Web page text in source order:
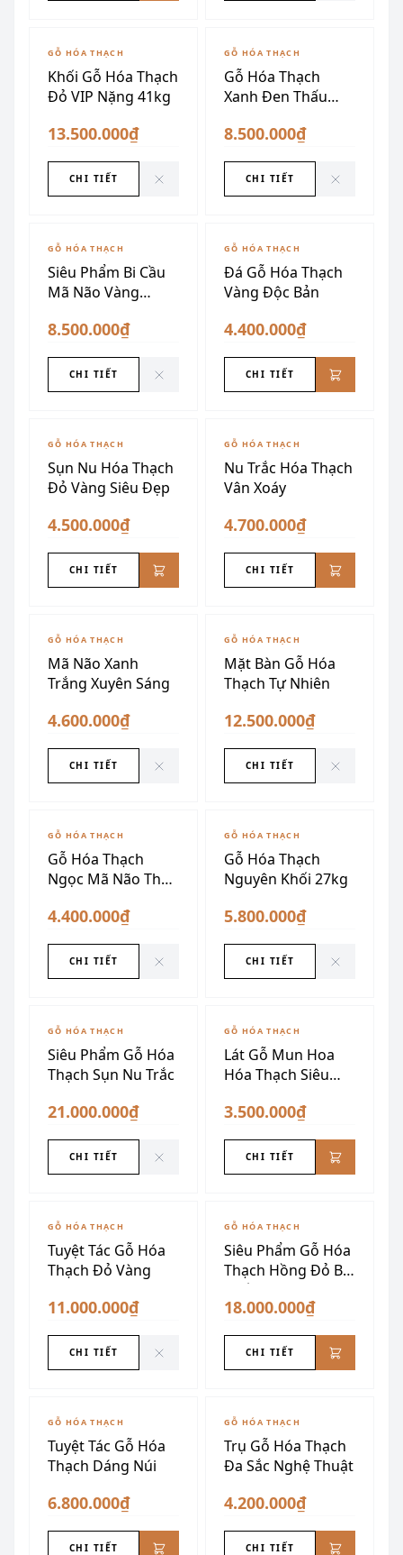
ĐÃ SƯU TẦM
GỖ HÓA THẠCH
Khối Gỗ Hóa Thạch
Đỏ VIP Nặng 41kg
13.500.000₫
CHI TIẾT
ĐÃ SƯU TẦM
GỖ HÓA THẠCH
Gỗ Hóa Thạch
Xanh Đen Thấu
8.500.000₫
CHI TIẾT
ĐÃ SƯU TẦM
GỖ HÓA THẠCH
Siêu Phẩm Bi Cầu
Mã Não Vàng
8.500.000₫
CHI TIẾT
GỖ HÓA THẠCH
Đá Gỗ Hóa Thạch
Vàng Độc Bản
4.400.000₫
CHI TIẾT
GỖ HÓA THẠCH
Sụn Nu Hóa Thạch
Đỏ Vàng Siêu Đẹp
4.500.000₫
CHI TIẾT
GỖ HÓA THẠCH
Nu Trắc Hóa Thạch
Vân Xoáy
4.700.000₫
CHI TIẾT
ĐÃ SƯU TẦM
GỖ HÓA THẠCH
Mã Não Xanh
Trắng Xuyên Sáng
4.600.000₫
CHI TIẾT
ĐÃ SƯU TẦM
GỖ HÓA THẠCH
Mặt Bàn Gỗ Hóa
Thạch Tự Nhiên
12.500.000₫
CHI TIẾT
ĐÃ SƯU TẦM
GỖ HÓA THẠCH
Gỗ Hóa Thạch
Ngọc Mã Não Thấu
Quả Xoài)
4.400.000₫
CHI TIẾT
ĐÃ SƯU TẦM
GỖ HÓA THẠCH
Gỗ Hóa Thạch
Nguyên Khối 27kg
5.800.000₫
CHI TIẾT
ĐÃ SƯU TẦM
GỖ HÓA THẠCH
Siêu Phẩm Gỗ Hóa
Thạch Sụn Nu Trắc
21.000.000₫
CHI TIẾT
GỖ HÓA THẠCH
Lát Gỗ Mun Hoa
Hóa Thạch Siêu
3.500.000₫
CHI TIẾT
ĐÃ SƯU TẦM
GỖ HÓA THẠCH
Tuyệt Tác Gỗ Hóa
Thạch Đỏ Vàng
11.000.000₫
CHI TIẾT
GỖ HÓA THẠCH
Siêu Phẩm Gỗ Hóa
Thạch Hồng Đỏ Bề
Thế
18.000.000₫
CHI TIẾT
GỖ HÓA THẠCH
Tuyệt Tác Gỗ Hóa
Thạch Dáng Núi
6.800.000₫
CHI TIẾT
GỖ HÓA THẠCH
Trụ Gỗ Hóa Thạch
Đa Sắc Nghệ Thuật
4.200.000₫
CHI TIẾT